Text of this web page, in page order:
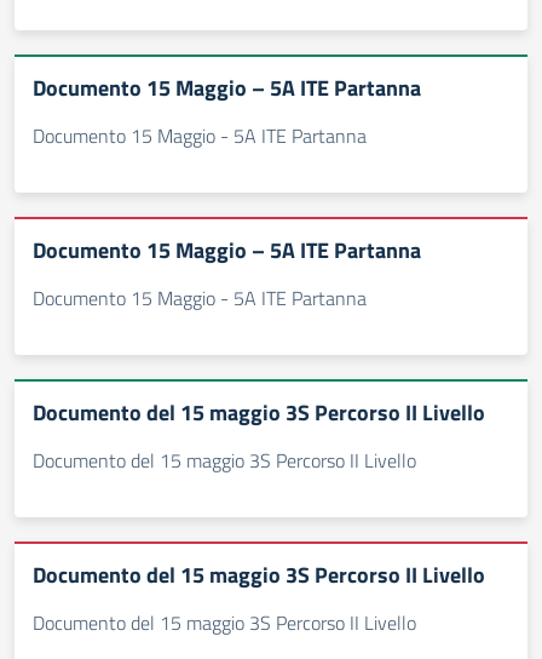
Documento 15 Maggio – 5A ITE Partanna
Documento 15 Maggio - 5A ITE Partanna
Documento 15 Maggio – 5A ITE Partanna
Documento 15 Maggio - 5A ITE Partanna
Documento del 15 maggio 3S Percorso II Livello
Documento del 15 maggio 3S Percorso II Livello
Documento del 15 maggio 3S Percorso II Livello
Documento del 15 maggio 3S Percorso II Livello